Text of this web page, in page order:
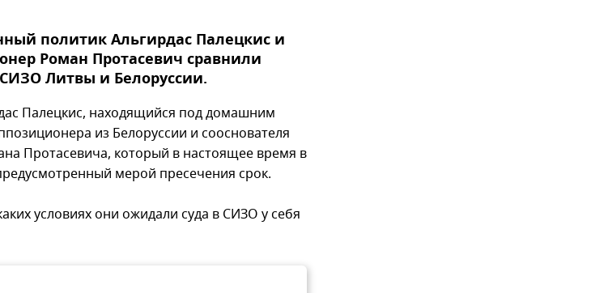
политик Альгирдас Палецкис и
Роман Протасевич сравнили
Литвы и Белоруссии.
Палецкис, находящийся под домашним
из Белоруссии и сооснователя
Протасевича, который в настоящее время в
мерой пресечения срок.
условиях они ожидали суда в СИЗО у себя